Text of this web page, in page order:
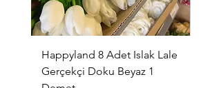
Happyland 8 Adet Islak Lale
Gerçekçi Doku Beyaz 1